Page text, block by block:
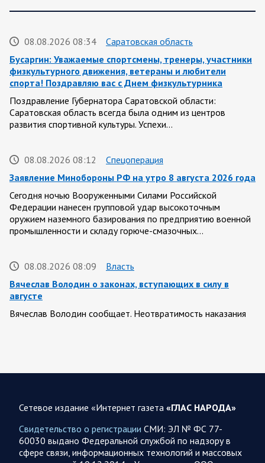
08.08.2026 08:34
Саратовская область
Бусаргин: Уважаемые спортсмены, тренеры, участники
физкультурного движения, ветераны и любители
спорта! Поздравляю вас с Днем физкультурника
Поздравление Губернатора Саратовской области:
Саратовская область всегда была одним из центров
развития спортивной культуры. Успехи…
08.08.2026 08:12
Спецоперация
Заявление Минобороны РФ на утро 8 августа 2026 года
Сегодня ночью Вооруженными Силами Российской
Федерации нанесен групповой удар высокоточным
оружием наземного базирования по предприятию военной
промышленности и складу горюче-смазочных…
08.08.2026 08:09
Власть
Вячеслав Володин о законах, вступающих в силу в
августе
Вячеслав Володин сообщает. Неотвратимость наказания
08.08.2026 07:43
Белгородская область
население приграничных районов. Данные на 8 августа
силах ничего противопоставить на поле боя, атаковала
гражданское население Белгородской…
Сетевое издание «Интернет газета «ГЛАС НАРОДА»
Свидетельство о регистрации СМИ: ЭЛ № ФС 77-
60030 выдано Федеральной службой по надзору в
сфере связи, информационных технологий и массовых